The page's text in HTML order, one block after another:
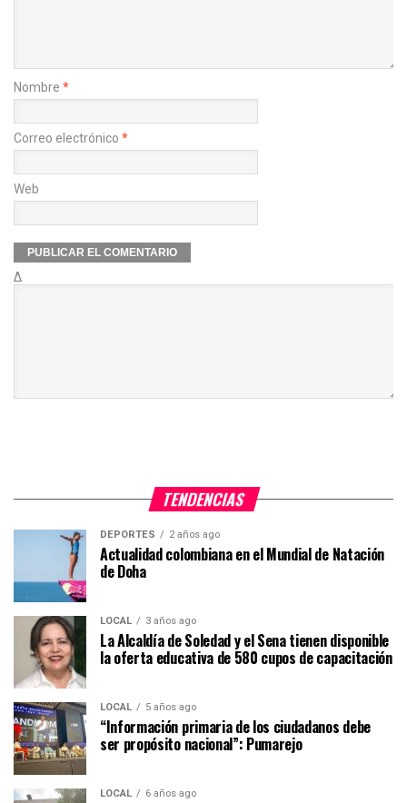
Nombre *
Correo electrónico *
Web
Δ
TENDENCIAS
DEPORTES 2 años ago
Actualidad colombiana en el Mundial de Natación
de Doha
LOCAL 3 años ago
La Alcaldía de Soledad y el Sena tienen disponible
la oferta educativa de 580 cupos de capacitación
LOCAL 5 años ago
“Información primaria de los ciudadanos debe
ser propósito nacional”: Pumarejo
LOCAL 6 años ago